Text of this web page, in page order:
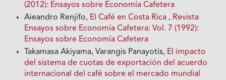
(2012): Ensayos sobre Economía Cafetera
Aieandro Renjifo, El Café en Costa Rica , Revista
Ensayos sobre Economía Cafetera: Vol. 7 (1992):
Ensayos sobre Economía Cafetera
Takamasa Akiyama, Varangis Panayotis, El impacto
del sistema de cuotas de exportación del acuerdo
internacional del café sobre el mercado mundial